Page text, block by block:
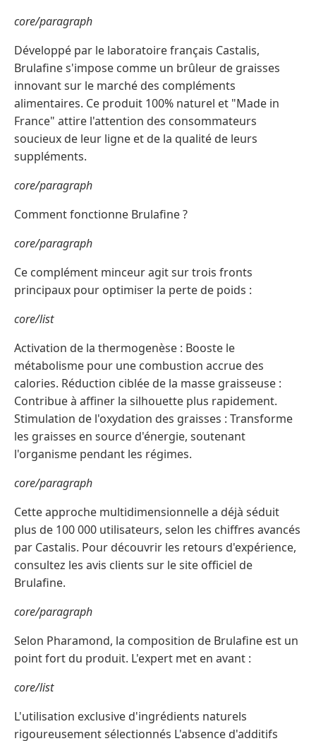
core/paragraph
Développé par le laboratoire français Castalis,
Brulafine s'impose comme un brûleur de graisses
innovant sur le marché des compléments
alimentaires. Ce produit 100% naturel et "Made in
France" attire l'attention des consommateurs
soucieux de leur ligne et de la qualité de leurs
suppléments.
core/paragraph
Comment fonctionne Brulafine ?
core/paragraph
Ce complément minceur agit sur trois fronts
principaux pour optimiser la perte de poids :
core/list
Activation de la thermogenèse : Booste le
métabolisme pour une combustion accrue des
calories. Réduction ciblée de la masse graisseuse :
Contribue à affiner la silhouette plus rapidement.
Stimulation de l'oxydation des graisses : Transforme
les graisses en source d'énergie, soutenant
l'organisme pendant les régimes.
core/paragraph
Cette approche multidimensionnelle a déjà séduit
plus de 100 000 utilisateurs, selon les chiffres avancés
par Castalis. Pour découvrir les retours d'expérience,
consultez les avis clients sur le site officiel de
Brulafine.
core/paragraph
Selon Pharamond, la composition de Brulafine est un
point fort du produit. L'expert met en avant :
core/list
L'utilisation exclusive d'ingrédients naturels
rigoureusement sélectionnés L'absence d'additifs